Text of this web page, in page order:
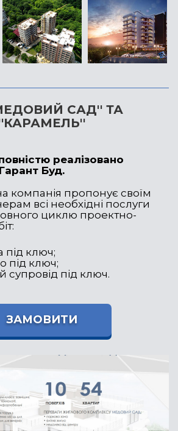
САД'' ТА
реалізовано
Буд.
компанія пропонує своїм
всі необхідні послуги
циклю проектно-
під ключ;
під ключ;
під ключ.
ЗАМОВИТИ